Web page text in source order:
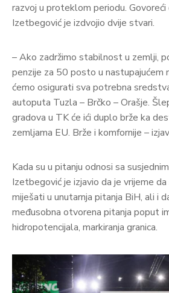
razvoj u proteklom periodu. Govoreći
Izetbegović je izdvojio dvije stvari.
– Ako zadržimo stabilnost u zemlji,
penzije za 50 posto u nastupajućem
ćemo osigurati sva potrebna
autoputa Tuzla – Brčko – Orašje.
gradova u TK će ići duplo brže ka
zemljama EU. Brže i komfornije –
Kada su u pitanju odnosi sa
Izetbegović je izjavio da je vrijeme
miješati u unutarnja pitanja BiH, ali i
međusobna otvorena pitanja poput
hidropotencijala, markiranja granica.